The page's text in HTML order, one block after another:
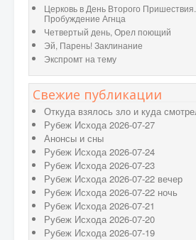
Церковь в День Второго
Пробуждение Агнца
Четвертый день, Орел поющий
Эй, Парень! Заклинание
Экспромт на тему
Свежие публикации
Откуда взялось зло и куда
Рубеж Исхода 2026-07-27
Анонсы и сны
Рубеж Исхода 2026-07-24
Рубеж Исхода 2026-07-23
Рубеж Исхода 2026-07-22 вечер
Рубеж Исхода 2026-07-22 ночь
Рубеж Исхода 2026-07-21
Рубеж Исхода 2026-07-20
Рубеж Исхода 2026-07-19